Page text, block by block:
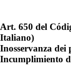
Art. 650 del
Italiano)
Inosservanza
Incumplimiento